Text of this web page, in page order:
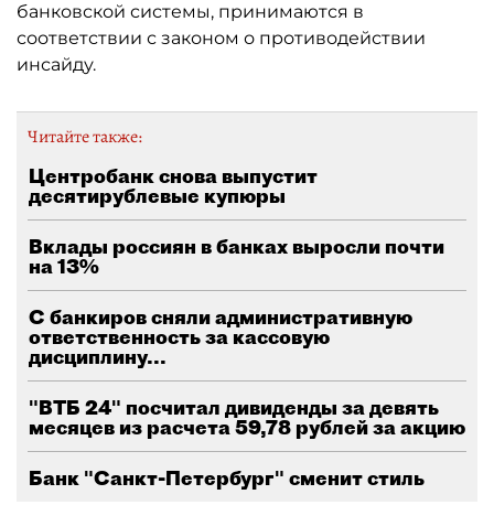
банковской системы, принимаются в
соответствии с законом о противодействии
инсайду.
Читайте также:
Центробанк снова выпустит
десятирублевые купюры
Вклады россиян в банках выросли почти
на 13%
С банкиров сняли административную
ответственность за кассовую
дисциплину...
"ВТБ 24" посчитал дивиденды за девять
месяцев из расчета 59,78 рублей за акцию
Банк "Санкт-Петербург" сменит стиль